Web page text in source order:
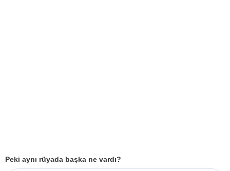
Peki aynı rüyada başka ne vardı?